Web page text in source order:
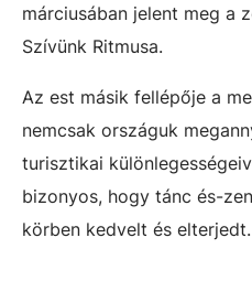
márciusában jelent meg a
Szívünk Ritmusa.
Az est másik fellépője a
nemcsak országuk
turisztikai
bizonyos, hogy tánc és-
körben kedvelt és elterjedt.